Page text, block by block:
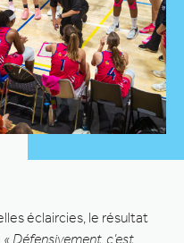
éclaircies, le résultat
« Défensivement, c’est